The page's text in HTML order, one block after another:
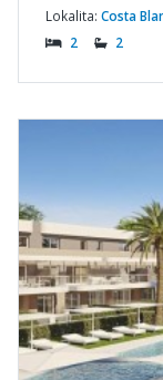
Lokalita: Costa
2
2